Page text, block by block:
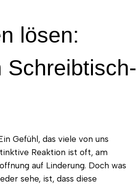
lösen:
Schreibtisch-
Gefühl, das viele von uns
Reaktion ist oft, am
auf Linderung. Doch was
sehe, ist, dass diese